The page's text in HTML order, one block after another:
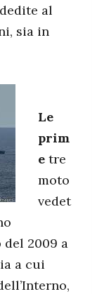
al
sia in
Le
prim
e tre
moto
vedet
2009 a
a cui